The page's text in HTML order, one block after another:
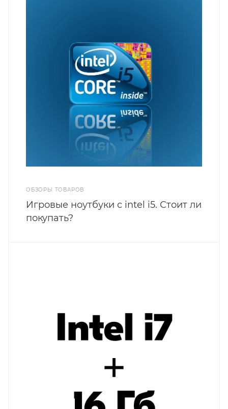
ОБЗОРЫ ТОВАРОВ
Игровые ноутбуки с intel i5. Стоит ли
покупать?